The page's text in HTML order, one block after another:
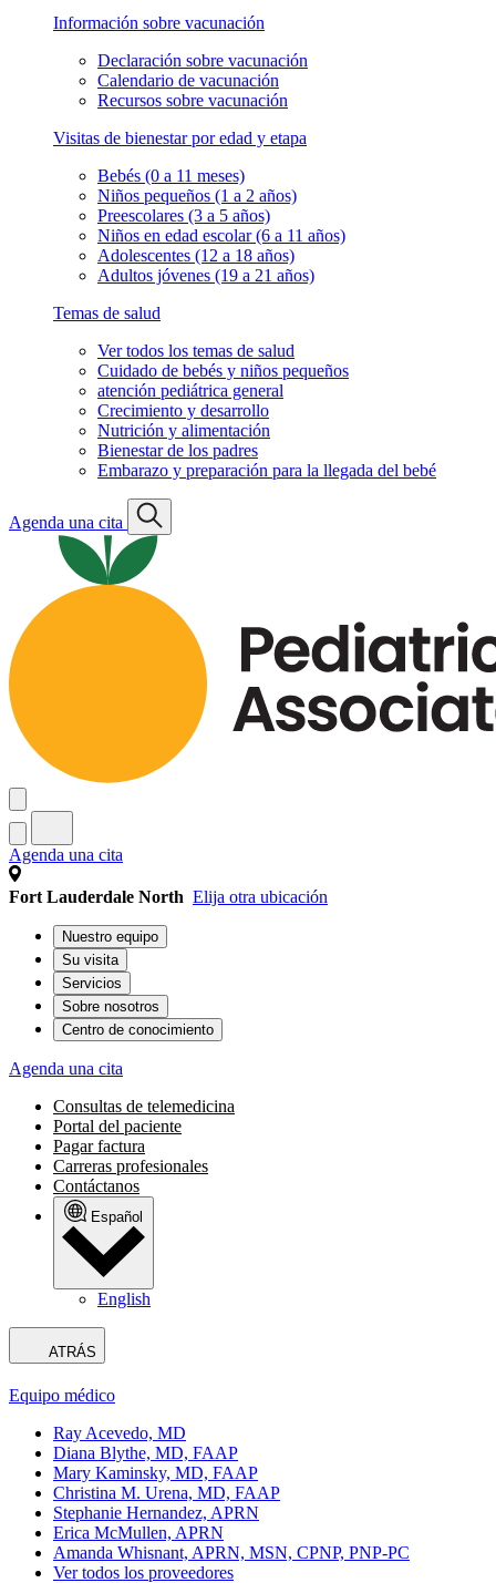
Información sobre vacunación
Declaración sobre vacunación
Calendario de vacunación
Recursos sobre vacunación
Visitas de bienestar por edad y etapa
Bebés (0 a 11 meses)
Niños pequeños (1 a 2 años)
Preescolares (3 a 5 años)
Niños en edad escolar (6 a 11 años)
Adolescentes (12 a 18 años)
Adultos jóvenes (19 a 21 años)
Temas de salud
Ver todos los temas de salud
Cuidado de bebés y niños pequeños
atención pediátrica general
Crecimiento y desarrollo
Nutrición y alimentación
Bienestar de los padres
Embarazo y preparación para la llegada del bebé
Agenda una cita
Agenda una cita
Fort Lauderdale North Elija otra ubicación
Nuestro equipo
Su visita
Servicios
Sobre nosotros
Centro de conocimiento
Agenda una cita
Consultas de telemedicina
Portal del paciente
Pagar factura
Carreras profesionales
Contáctanos
Español
English
ATRÁS
Equipo médico
Ray Acevedo, MD
Diana Blythe, MD, FAAP
Mary Kaminsky, MD, FAAP
Christina M. Urena, MD, FAAP
Stephanie Hernandez, APRN
Erica McMullen, APRN
Amanda Whisnant, APRN, MSN, CPNP, PNP-PC
Ver todos los proveedores